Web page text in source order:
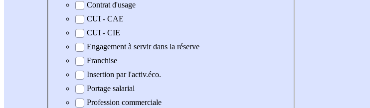
Contrat d'usage
CUI - CAE
CUI - CIE
Engagement à servir dans la réserve
Franchise
Insertion par l'activ.éco.
Portage salarial
Profession commerciale